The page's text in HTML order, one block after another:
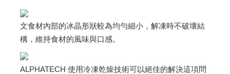
文食材內部的冰晶形狀較為均勻細小，解凍時不破壞結
構，維持食材的風味與口感。
ALPHATECH 使用冷凍乾燥技術可以絕佳的解決這項問